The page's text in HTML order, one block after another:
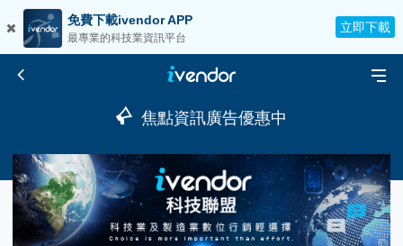
免費下載ivendor APP
最專業的科技業資訊平台
立即下載
焦點資訊廣告優惠中